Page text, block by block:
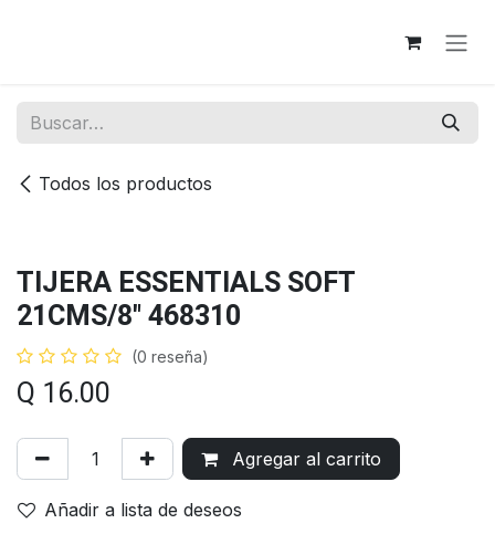
Todos los productos
TIJERA ESSENTIALS SOFT
21CMS/8" 468310
(0 reseña)
Q 16.00
Agregar al carrito
Añadir a lista de deseos